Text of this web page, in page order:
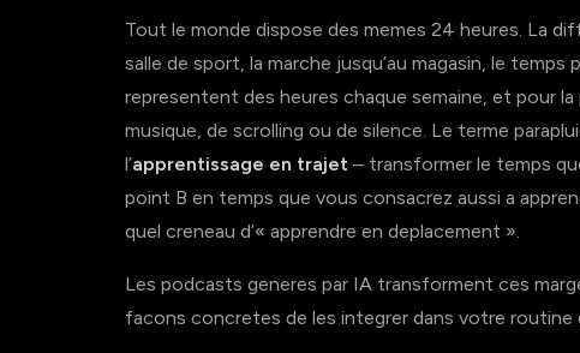
Tout le monde dispose des memes 24 heures. La
salle de sport, la marche jusqu’au magasin, le
representent des heures chaque semaine, et pour
musique, de scrolling ou de silence. Le terme
l’apprentissage en trajet – transformer le temps
point B en temps que vous consacrez aussi a
quel creneau d’« apprendre en deplacement ».
Les podcasts generes par IA transforment ces
facons concretes de les integrer dans votre routine